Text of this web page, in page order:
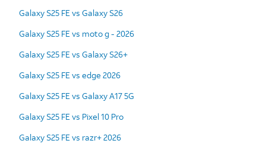
Galaxy S25 FE vs Galaxy S26
Galaxy S25 FE vs moto g - 2026
Galaxy S25 FE vs Galaxy S26+
Galaxy S25 FE vs edge 2026
Galaxy S25 FE vs Galaxy A17 5G
Galaxy S25 FE vs Pixel 10 Pro
Galaxy S25 FE vs razr+ 2026